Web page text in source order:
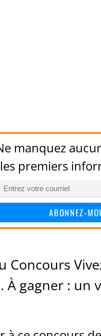
manquez
les premiers
ABONNEZ-
Concours
À gagner : un